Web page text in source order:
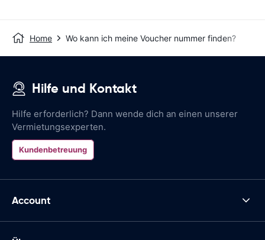
Home Wo kann ich meine Voucher nummer finden?
Hilfe und Kontakt
Hilfe erforderlich? Dann wende dich an einen unserer
Vermietungsexperten.
Kundenbetreuung
Account